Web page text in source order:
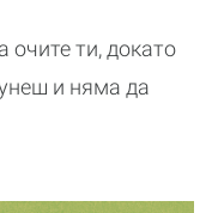
ти, докато
и няма да